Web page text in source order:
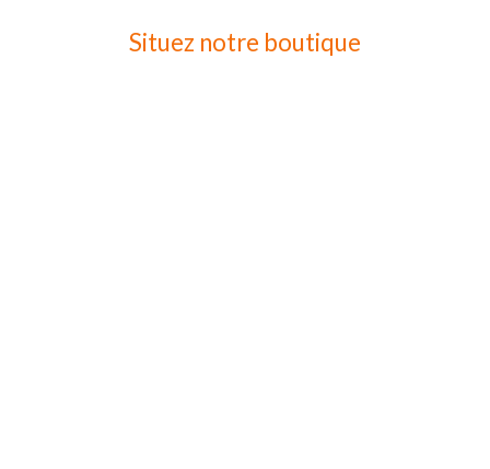
Situez notre boutique